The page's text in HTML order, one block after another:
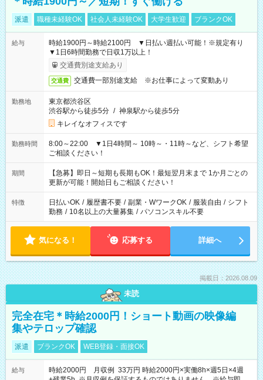
派遣 職種未経験OK 社会人未経験OK 大学生歓迎 ブランクOK
給与
時給1900円～時給2100円 ▼日払い週払い可能！※規定有り
▼1日6時間勤務で日収1万以上！
交通費別途支給あり
交通費 交通費一部別途支給 ※お仕事によって変動あり
勤務地
東京都渋谷区
渋谷駅から徒歩5分 / 神泉駅から徒歩5分
キレイなオフィスです
勤務時間
8:00～22:00 ▼1日4時間～ 10時～・11時～など、シフト希望
ご相談ください！
期間
【急募】即日～短期も長期もOK！最短翌月末まで 1か月ごとの
更新が可能！開始日もご相談ください！
特徴 日払いOK / 履歴書不要 / 副業・WワークOK / 服装自由 / シフト
勤務 / 10名以上の大量募集 / パソコンスキル不要
気になる！ 応募する 詳細へ
掲載日：2026.08.09
未読
完全在宅＊時給2000円！ショート動画の映像編
集やテロップ確認
派遣 ブランクOK WEB登録・面接OK
給与
時給2000円 月収例 33万円 時給2000円×実働8h×週5日×4週